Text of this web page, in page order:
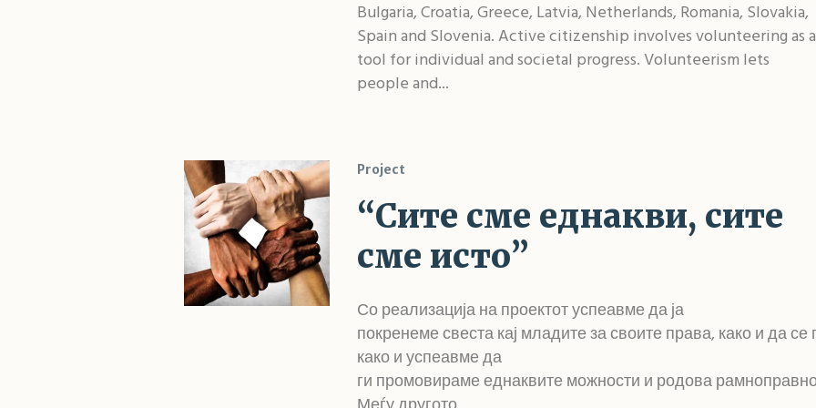
Bulgaria, Croatia, Greece, Latvia, Netherlands, Romania, Slovakia,
Spain and Slovenia. Active citizenship involves volunteering as a
tool for individual and societal progress. Volunteerism lets
people and...
Project
“Сите сме еднакви, сите
сме исто”
Со реализација на проектот успеавме да ја
покренеме свеста кај младите за своите права, како и да
како и успеавме да
ги промовираме еднаквите можности и родова